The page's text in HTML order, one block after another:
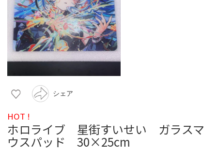
シェア
HOT !
ホロライブ 星街すいせい ガラスマ
ウスパッド 30×25cm